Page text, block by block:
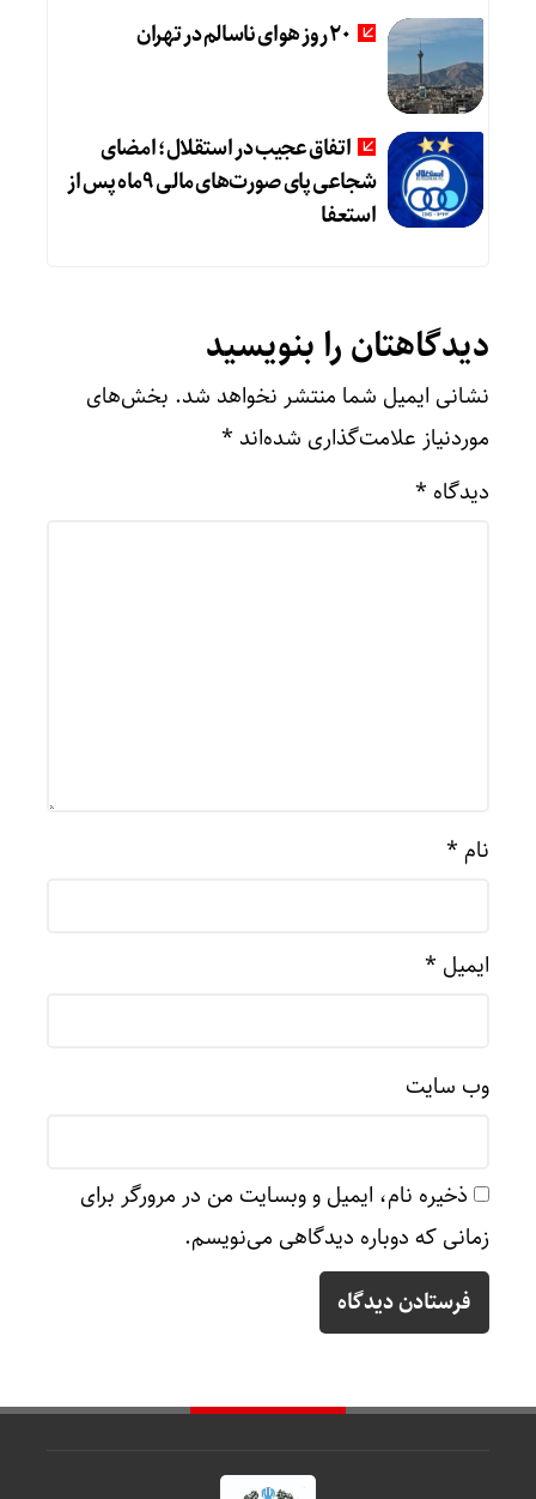
20 روز هوای ناسالم در تهران
اتفاق عجیب در استقلال؛ امضای
شجاعی پای صورت‌های مالی ٩ماه پس از
استعفا
دیدگاهتان را بنویسید
نشانی ایمیل شما منتشر نخواهد شد. بخش‌های
موردنیاز علامت‌گذاری شده‌اند *
دیدگاه *
نام *
ایمیل *
وب‌ سایت
ذخیره نام، ایمیل و وبسایت من در مرورگر برای
زمانی که دوباره دیدگاهی می‌نویسم.